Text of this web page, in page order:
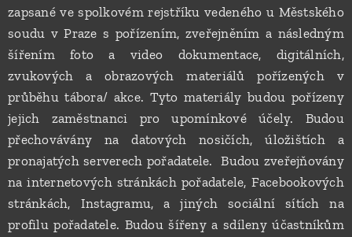
zapsané ve spolkovém rejstříku vedeného u Městského
soudu v Praze s pořízením, zveřejněním a následným
šířením foto a video dokumentace, digitálních,
zvukových a obrazových materiálů pořízených v
průběhu tábora/ akce. Tyto materiály budou pořízeny
jejich zaměstnanci pro upomínkové účely. Budou
přechovávány na datových nosičích, úložištích a
pronajatých serverech pořadatele. Budou zveřejňovány
na internetových stránkách pořadatele, Facebookových
stránkách, Instagramu, a jiných sociální sítích na
profilu pořadatele. Budou šířeny a sdíleny účastníkům